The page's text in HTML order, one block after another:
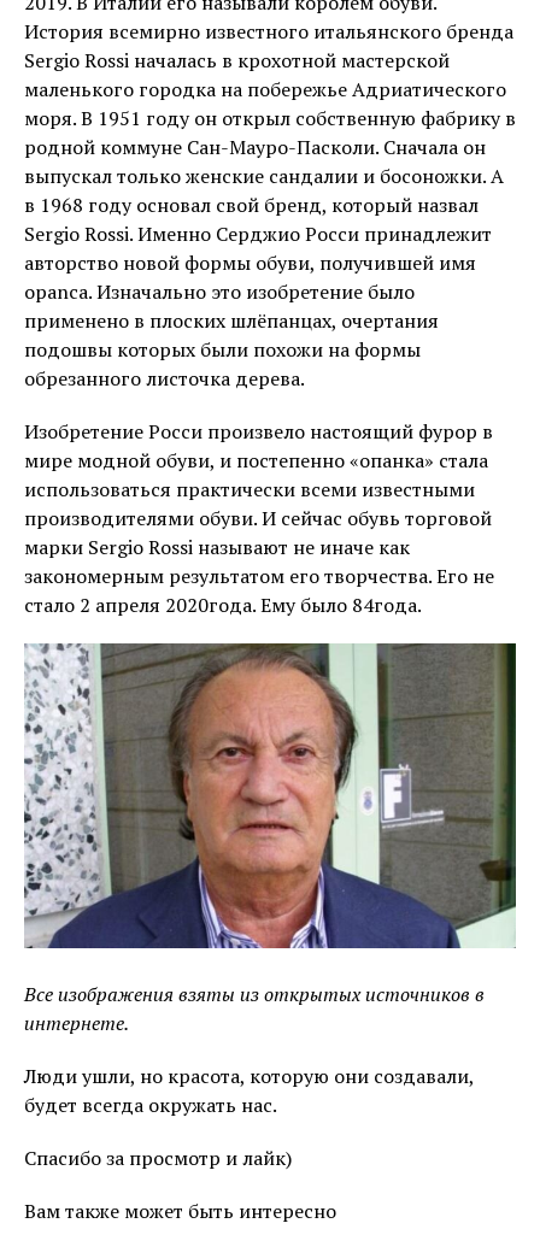
История всемирно известного итальянского бренда
Sergio Rossi началась в крохотной мастерской
маленького городка на побережье Адриатического
моря. В 1951 году он открыл собственную фабрику в
родной коммуне Сан-Мауро-Пасколи. Сначала он
выпускал только женские сандалии и босоножки. А
в 1968 году основал свой бренд, который назвал
Sergio Rossi. Именно Серджио Росси принадлежит
авторство новой формы обуви, получившей имя
opanca. Изначально это изобретение было
применено в плоских шлёпанцах, очертания
подошвы которых были похожи на формы
обрезанного листочка дерева.
Изобретение Росси произвело настоящий фурор в
мире модной обуви, и постепенно «опанка» стала
использоваться практически всеми известными
производителями обуви. И сейчас обувь торговой
марки Sergio Rossi называют не иначе как
закономерным результатом его творчества. Его не
стало 2 апреля 2020года. Ему было 84года.
Все изображения взяты из открытых источников в
интернете.
Люди ушли, но красота, которую они создавали,
будет всегда окружать нас.
Спасибо за просмотр и лайк)
Вам также может быть интересно